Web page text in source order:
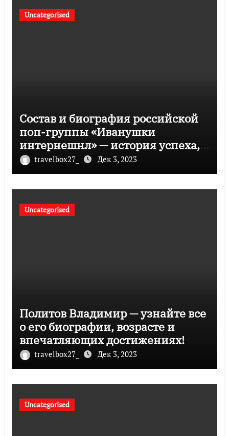
Uncategorised
Состав и биография российской
поп-группы «Иванушки
интернешнл» — история успеха,
музыка и судьбы участников
travelbox27_ Дек 3, 2023
Uncategorised
Политов Владимир — узнайте все
о его биографии, возрасте и
впечатляющих достижениях!
travelbox27_ Дек 3, 2023
Uncategorised